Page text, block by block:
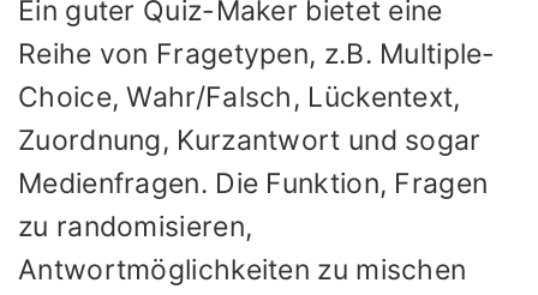
Ein guter Quiz-Maker bietet eine
Reihe von Fragetypen, z.B. Multiple-
Choice, Wahr/Falsch, Lückentext,
Zuordnung, Kurzantwort und sogar
Medienfragen. Die Funktion, Fragen
zu randomisieren,
Antwortmöglichkeiten zu mischen